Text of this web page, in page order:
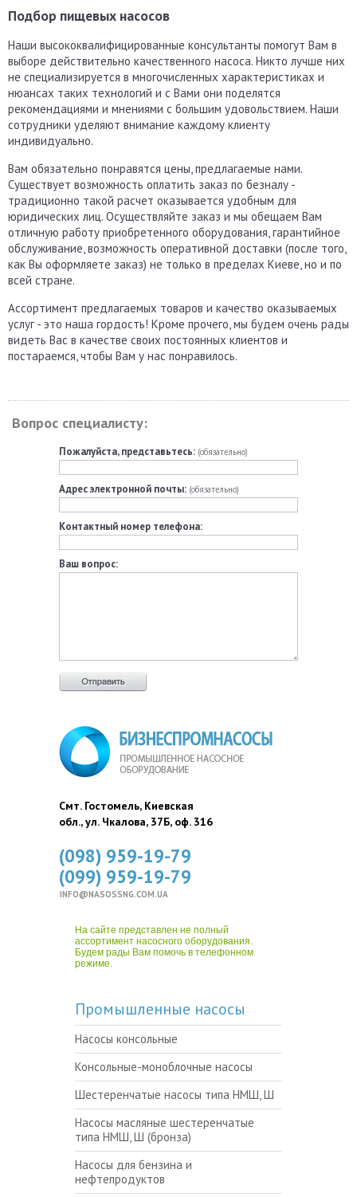
Подбор пищевых насосов
Наши высококвалифицированные консультанты помогут Вам в
выборе действительно качественного насоса. Никто лучше них
не специализируется в многочисленных характеристиках и
нюансах таких технологий и с Вами они поделятся
рекомендациями и мнениями с большим удовольствием. Наши
сотрудники уделяют внимание каждому клиенту
индивидуально.
Вам обязательно понравятся цены, предлагаемые нами.
Существует возможность оплатить заказ по безналу -
традиционно такой расчет оказывается удобным для
юридических лиц. Осуществляйте заказ и мы обещаем Вам
отличную работу приобретенного оборудования, гарантийное
обслуживание, возможность оперативной доставки (после того,
как Вы оформляете заказ) не только в пределах Киеве, но и по
всей стране.
Ассортимент предлагаемых товаров и качество оказываемых
услуг - это наша гордость! Кроме прочего, мы будем очень рады
видеть Вас в качестве своих постоянных клиентов и
постараемся, чтобы Вам у нас понравилось.
Вопрос специалисту:
Пожалуйста, представьтесь: (обязательно)
Адрес электронной почты: (обязательно)
Контактный номер телефона:
Ваш вопрос:
Смт. Гостомель, Киевская
обл., ул. Чкалова, 37Б, оф. 316
(098) 959-19-79
(099) 959-19-79
INFO@NASOSSNG.COM.UA
На сайте представлен не полный
ассортимент насосного оборудования.
Будем рады Вам помочь в телефонном
режиме.
Промышленные насосы
Насосы консольные
Консольные-моноблочные насосы
Шестеренчатые насосы типа НМШ, Ш
Насосы масляные шестеренчатые
типа НМШ, Ш (бронза)
Насосы для бензина и
нефтепродуктов